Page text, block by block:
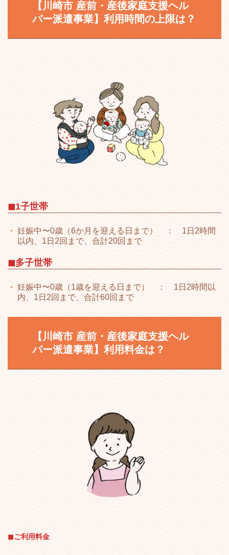
【川崎市 産前・産後家庭支援ヘル
パー派遣事業】 利用時間の上限は？
◼︎1子世帯
妊娠中〜0歳（6か月を迎える日まで） ： 1日2時間
以内、1日2回まで、合計20回まで
◼︎多子世帯
妊娠中〜0歳（1歳を迎える日まで） ： 1日2時間以
内、1日2回まで、合計60回まで
【川崎市 産前・産後家庭支援ヘル
パー派遣事業】 利用料金は？
◼︎ご利用料金